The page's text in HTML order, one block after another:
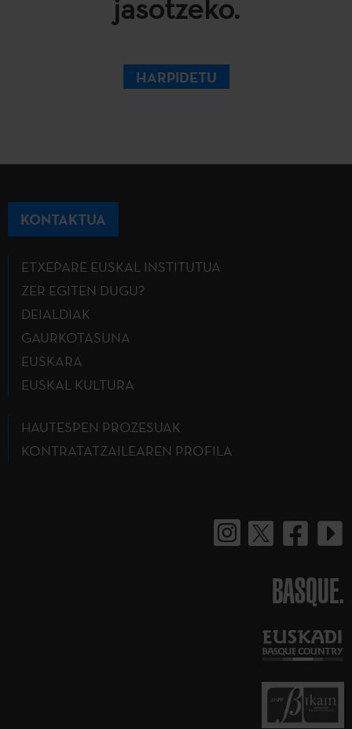
HARPIDETU
KONTAKTUA
ETXEPARE EUSKAL INSTITUTUA
ZER EGITEN DUGU?
DEIALDIAK
GAURKOTASUNA
EUSKARA
EUSKAL KULTURA
HAUTESPEN PROZESUAK
KONTRATATZAILEAREN PROFILA
BASQUE.